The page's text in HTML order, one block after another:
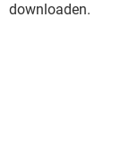
downloaden.